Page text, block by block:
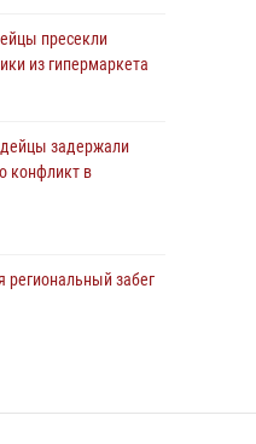
станции
провели инструктаж
защищенности для
задержали мужчину,
пресекли
из гипермаркета
задержали
конфликт в
региональный забег
жительницы,